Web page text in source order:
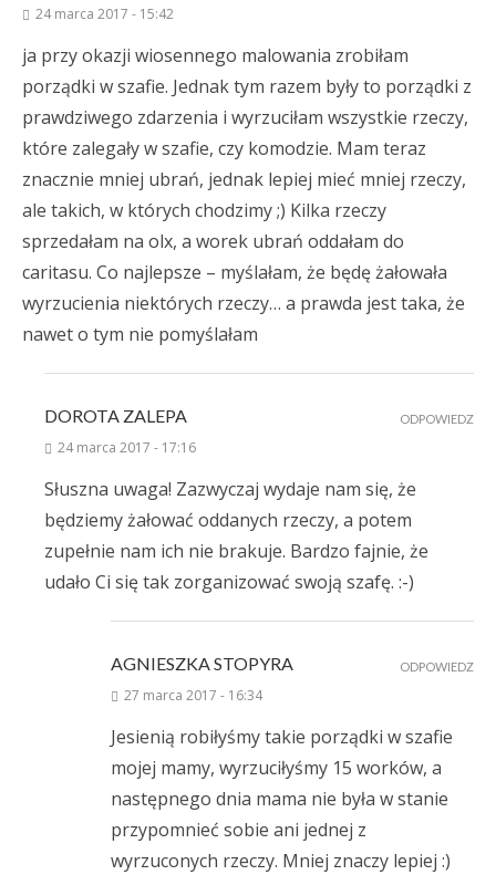
24 marca 2017 - 15:42
ja przy okazji wiosennego malowania zrobiłam
porządki w szafie. Jednak tym razem były to porządki z
prawdziwego zdarzenia i wyrzuciłam wszystkie rzeczy,
które zalegały w szafie, czy komodzie. Mam teraz
znacznie mniej ubrań, jednak lepiej mieć mniej rzeczy,
ale takich, w których chodzimy ;) Kilka rzeczy
sprzedałam na olx, a worek ubrań oddałam do
caritasu. Co najlepsze – myślałam, że będę żałowała
wyrzucienia niektórych rzeczy… a prawda jest taka, że
nawet o tym nie pomyślałam
DOROTA ZALEPA
24 marca 2017 - 17:16
Słuszna uwaga! Zazwyczaj wydaje nam się, że
będziemy żałować oddanych rzeczy, a potem
zupełnie nam ich nie brakuje. Bardzo fajnie, że
udało Ci się tak zorganizować swoją szafę. :-)
ODPOWIEDZ
AGNIESZKA STOPYRA
27 marca 2017 - 16:34
Jesienią robiłyśmy takie porządki w szafie
mojej mamy, wyrzuciłyśmy 15 worków, a
następnego dnia mama nie była w stanie
przypomnieć sobie ani jednej z
wyrzuconych rzeczy. Mniej znaczy lepiej :)
ODPOWIEDZ